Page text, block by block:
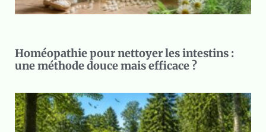
Homéopathie pour nettoyer les intestins :
une méthode douce mais efficace ?